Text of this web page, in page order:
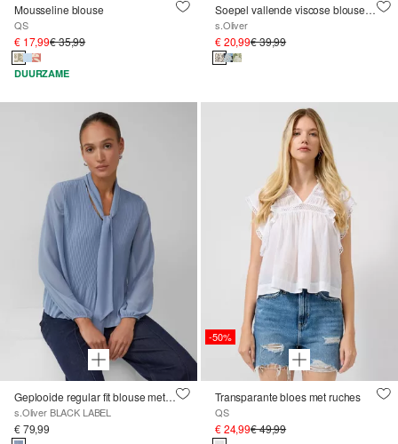
Mousseline blouse
QS
€ 17,99€ 35,99
DUURZAME
Soepel vallende viscose blouse met all-over print
s.Oliver
€ 20,99€ 39,99
Geplooide regular fit blouse met opstaande kraag en striklint
s.Oliver BLACK LABEL
€ 79,99
-50%
Transparante bloes met ruches
QS
€ 24,99€ 49,99